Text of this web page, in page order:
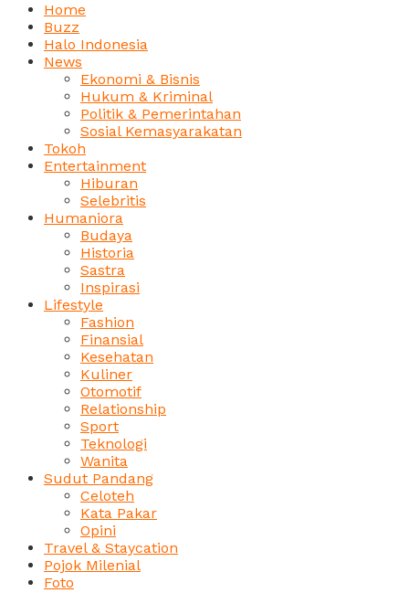
Home
Buzz
Halo Indonesia
News
Ekonomi & Bisnis
Hukum & Kriminal
Politik & Pemerintahan
Sosial Kemasyarakatan
Tokoh
Entertainment
Hiburan
Selebritis
Humaniora
Budaya
Historia
Sastra
Inspirasi
Lifestyle
Fashion
Finansial
Kesehatan
Kuliner
Otomotif
Relationship
Sport
Teknologi
Wanita
Sudut Pandang
Celoteh
Kata Pakar
Opini
Travel & Staycation
Pojok Milenial
Foto